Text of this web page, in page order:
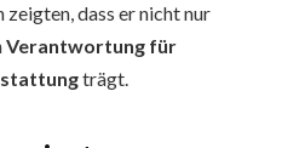
dass er nicht nur
Verantwortung für
trägt.